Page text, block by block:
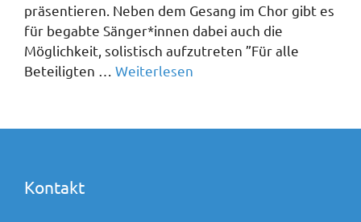
präsentieren. Neben dem Gesang im Chor gibt es
für begabte Sänger*innen dabei auch die
Möglichkeit, solistisch aufzutreten ”Für alle
Beteiligten … Weiterlesen
Kontakt